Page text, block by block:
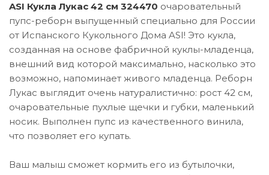
ASI Кукла Лукас 42 см 324470 очаровательный
пупс-реборн выпущенный специально для России
от Испанского Кукольного Дома ASI! Это кукла,
созданная на основе фабричной куклы-младенца,
внешний вид которой максимально, насколько это
возможно, напоминает живого младенца. Реборн
Лукас выглядит очень натуралистично: рост 42 см,
очаровательные пухлые щечки и губки, маленький
носик. Выполнен пупс из качественного винила,
что позволяет его купать.
Ваш малыш сможет кормить его из бутылочки,